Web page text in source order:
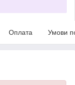
Оплата Умови